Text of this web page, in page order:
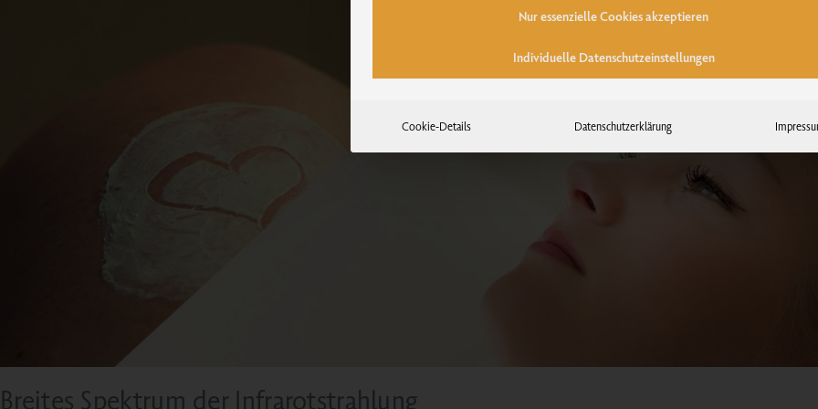
Breites Spektrum der Infrarotstrahlung
Nur essenzielle Cookies akzeptieren
Individuelle Datenschutzeinstellungen
Cookie-Details Datenschutzerklärung